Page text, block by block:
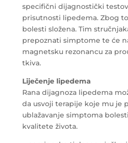
specifični dijagnostički
prisutnosti lipedema. Zbog
bolesti složena. Tim
prepoznati simptome te će
magnetsku rezonancu za
tkiva.
Liječenje lipedema
Rana dijagnoza lipedema
da usvoji terapije koje mu je
ublažavanje simptoma
kvalitete života.